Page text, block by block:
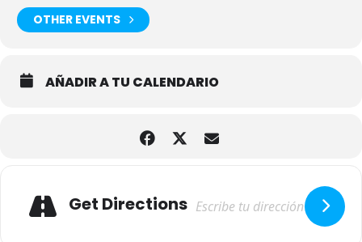
OTHER EVENTS
AÑADIR A TU CALENDARIO
Get Directions